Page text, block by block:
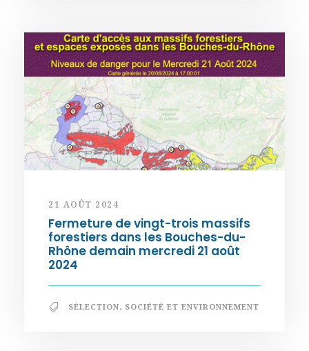
21 AOÛT 2024
Fermeture de vingt-trois massifs
forestiers dans les Bouches-du-
Rhône demain mercredi 21 août
2024
SÉLECTION, SOCIÉTÉ ET ENVIRONNEMENT